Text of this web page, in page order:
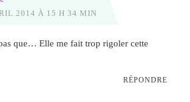
2014 À 15 H 34 MIN
que… Elle me fait trop rigoler cette
RÉPONDRE